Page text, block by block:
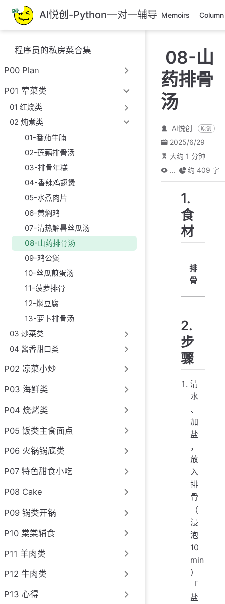
跳
至
主
要
內
AI悦创-Python一对一辅导 Memoirs Column
程序员的私房菜合集
P00 Plan
P01 荤菜类
01 红烧类
02 炖煮类
01-番茄牛腩
02-莲藕排骨汤
03-排骨年糕
04-香辣鸡翅煲
05-水煮肉片
06-黄焖鸡
07-清热解暑丝瓜汤
08-山药排骨汤
09-鸡公煲
10-丝瓜煎蛋汤
11-菠萝排骨
12-焖豆腐
13-萝卜排骨汤
03 炒菜类
04 酱香甜口类
P02 凉菜小炒
P03 海鲜类
P04 烧烤类
P05 饭类主食面点
P06 火锅锅底类
P07 特色甜食小吃
P08 Cake
P09 锅类开锅
P10 棠棠辅食
P11 羊肉类
P12 牛肉类
P13 心得
08-山
药排骨
汤
AI悦创 原创
2025/6/29
大约 1 分钟
...
约 409 字
1.
食
材
排
骨
2.
步
骤
清
水
、
加
盐
，
放
入
排
骨
（
浸
泡
10
min
）
「
盐